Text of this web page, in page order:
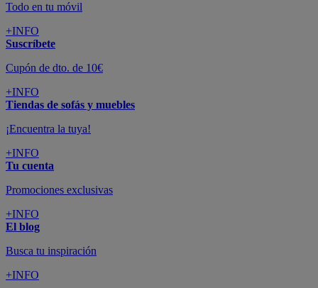
Todo en tu móvil
+INFO
Suscríbete
Cupón de dto. de 10€
+INFO
Tiendas de sofás y muebles
¡Encuentra la tuya!
+INFO
Tu cuenta
Promociones exclusivas
+INFO
El blog
Busca tu inspiración
+INFO